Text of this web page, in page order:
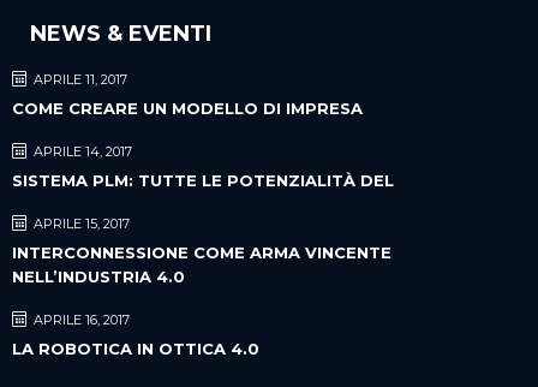
NEWS & EVENTI
APRILE 11, 2017
COME CREARE UN MODELLO DI IMPRESA
APRILE 14, 2017
SISTEMA PLM: TUTTE LE POTENZIALITÀ DEL
APRILE 15, 2017
INTERCONNESSIONE COME ARMA VINCENTE
NELL’INDUSTRIA 4.0
APRILE 16, 2017
LA ROBOTICA IN OTTICA 4.0